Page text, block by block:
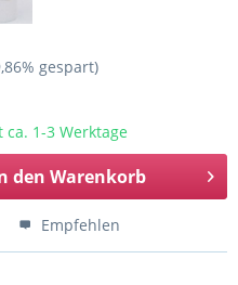
gespart)
1-3 Werktage
den Warenkorb
Empfehlen